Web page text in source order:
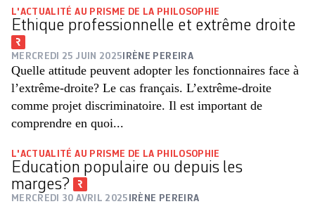
L'ACTUALITÉ AU PRISME DE LA PHILOSOPHIE
Ethique professionnelle et extrême droite
MERCREDI 25 JUIN 2025 IRÈNE PEREIRA
Quelle attitude peuvent adopter les fonctionnaires face à
l’extrême-droite? Le cas français. L’extrême-droite
comme projet discriminatoire. Il est important de
comprendre en quoi...
L'ACTUALITÉ AU PRISME DE LA PHILOSOPHIE
Education populaire ou depuis les
marges?
MERCREDI 30 AVRIL 2025 IRÈNE PEREIRA